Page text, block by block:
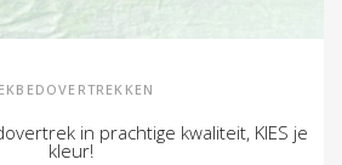
in prachtige kwaliteit, KIES je
kleur!